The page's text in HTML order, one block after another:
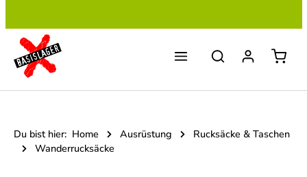
Du bist hier: Home Ausrüstung
Rucksäcke & Taschen
Wanderrucksäcke